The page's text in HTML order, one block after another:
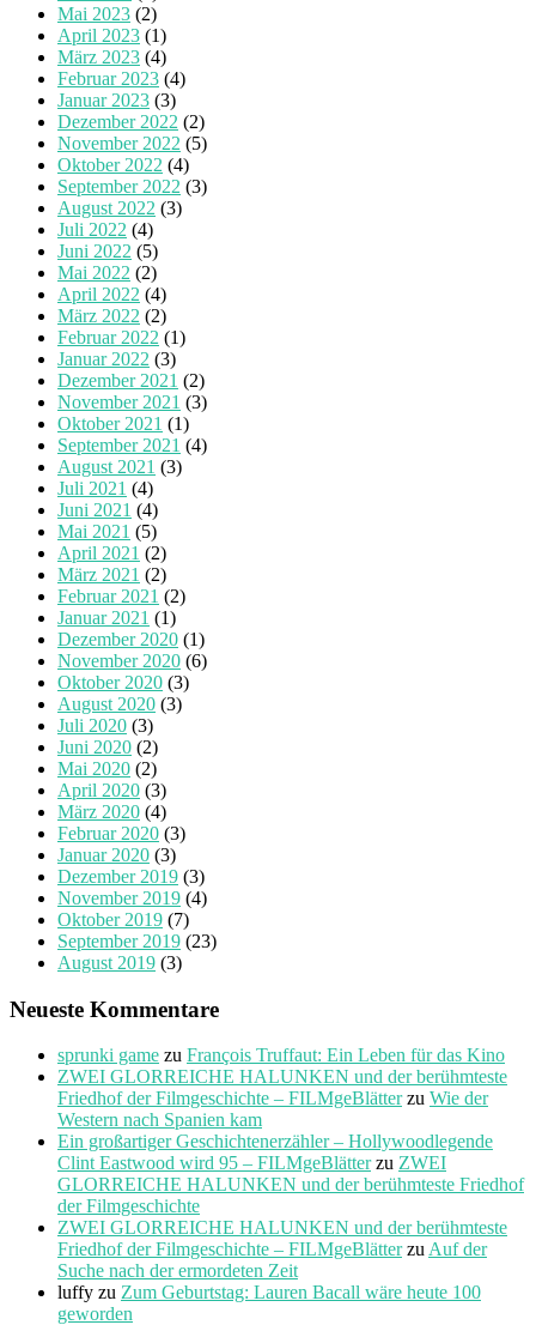
Mai 2023 (2)
April 2023 (1)
März 2023 (4)
Februar 2023 (4)
Januar 2023 (3)
Dezember 2022 (2)
November 2022 (5)
Oktober 2022 (4)
September 2022 (3)
August 2022 (3)
Juli 2022 (4)
Juni 2022 (5)
Mai 2022 (2)
April 2022 (4)
März 2022 (2)
Februar 2022 (1)
Januar 2022 (3)
Dezember 2021 (2)
November 2021 (3)
Oktober 2021 (1)
September 2021 (4)
August 2021 (3)
Juli 2021 (4)
Juni 2021 (4)
Mai 2021 (5)
April 2021 (2)
März 2021 (2)
Februar 2021 (2)
Januar 2021 (1)
Dezember 2020 (1)
November 2020 (6)
Oktober 2020 (3)
August 2020 (3)
Juli 2020 (3)
Juni 2020 (2)
Mai 2020 (2)
April 2020 (3)
März 2020 (4)
Februar 2020 (3)
Januar 2020 (3)
Dezember 2019 (3)
November 2019 (4)
Oktober 2019 (7)
September 2019 (23)
August 2019 (3)
Neueste Kommentare
sprunki game zu François Truffaut: Ein Leben für das Kino
ZWEI GLORREICHE HALUNKEN und der berühmteste
Friedhof der Filmgeschichte – FILMgeBlätterzu Wie der
Western nach Spanien kam
Ein großartiger Geschichtenerzähler – Hollywoodlegende
Clint Eastwood wird 95 – FILMgeBlätterzu ZWEI
GLORREICHE HALUNKEN und der berühmteste Friedhof
der Filmgeschichte
ZWEI GLORREICHE HALUNKEN und der berühmteste
Friedhof der Filmgeschichte – FILMgeBlätterzu Auf der
Suche nach der ermordeten Zeit
luffy zu Zum Geburtstag: Lauren Bacall wäre heute 100
geworden